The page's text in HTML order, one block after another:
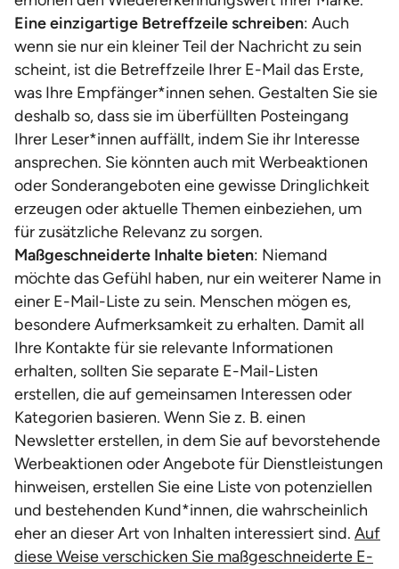
Eine einzigartige Betreffzeile schreiben: Auch
wenn sie nur ein kleiner Teil der Nachricht zu sein
scheint, ist die Betreffzeile Ihrer E-Mail das Erste,
was Ihre Empfänger*innen sehen. Gestalten Sie sie
deshalb so, dass sie im überfüllten Posteingang
Ihrer Leser*innen auffällt, indem Sie ihr Interesse
ansprechen. Sie könnten auch mit Werbeaktionen
oder Sonderangeboten eine gewisse Dringlichkeit
erzeugen oder aktuelle Themen einbeziehen, um
für zusätzliche Relevanz zu sorgen.
Maßgeschneiderte Inhalte bieten: Niemand
möchte das Gefühl haben, nur ein weiterer Name in
einer E-Mail-Liste zu sein. Menschen mögen es,
besondere Aufmerksamkeit zu erhalten. Damit all
Ihre Kontakte für sie relevante Informationen
erhalten, sollten Sie separate E-Mail-Listen
erstellen, die auf gemeinsamen Interessen oder
Kategorien basieren. Wenn Sie z. B. einen
Newsletter erstellen, in dem Sie auf bevorstehende
Werbeaktionen oder Angebote für Dienstleistungen
hinweisen, erstellen Sie eine Liste von potenziellen
und bestehenden Kund*innen, die wahrscheinlich
eher an dieser Art von Inhalten interessiert sind. Auf
diese Weise verschicken Sie maßgeschneiderte E-